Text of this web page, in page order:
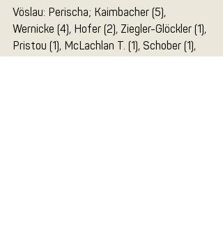
Vöslau: Perischa; Kaimbacher (5),
Wernicke (4), Hofer (2), Ziegler-Glöckler (1),
Pristou (1), McLachlan T. (1), Schober (1),